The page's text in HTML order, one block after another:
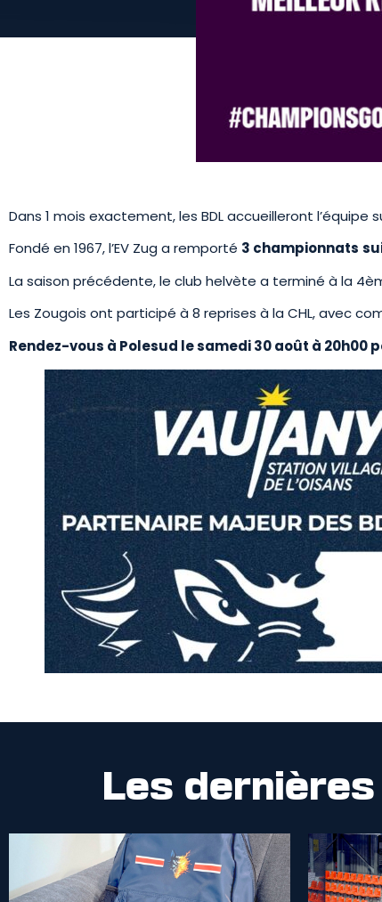
Dans 1 mois exactement, les BDL accueilleront l’équipe
Fondé en 1967, l’EV Zug a remporté 3 championnats
La saison précédente, le club helvète a terminé à la
Les Zougois ont participé à 8 reprises à la CHL, avec
Rendez-vous à Polesud le samedi 30 août à 20h00
Les